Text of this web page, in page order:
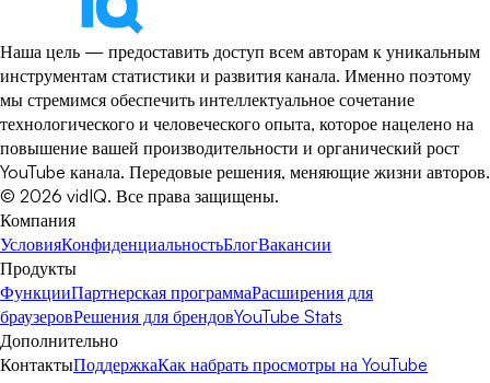
Наша цель — предоставить доступ всем авторам к уникальным
инструментам статистики и развития канала. Именно поэтому
мы стремимся обеспечить интеллектуальное сочетание
технологического и человеческого опыта, которое нацелено на
повышение вашей производительности и органический рост
YouTube канала. Передовые решения, меняющие жизни авторов.
© 2026 vidIQ. Все права защищены.
Компания
УсловияКонфиденциальностьБлогВакансии
Продукты
ФункцииПартнерская программаРасширения для
браузеровРешения для брендовYouTube Stats
Дополнительно
КонтактыПоддержкаКак набрать просмотры на YouTube